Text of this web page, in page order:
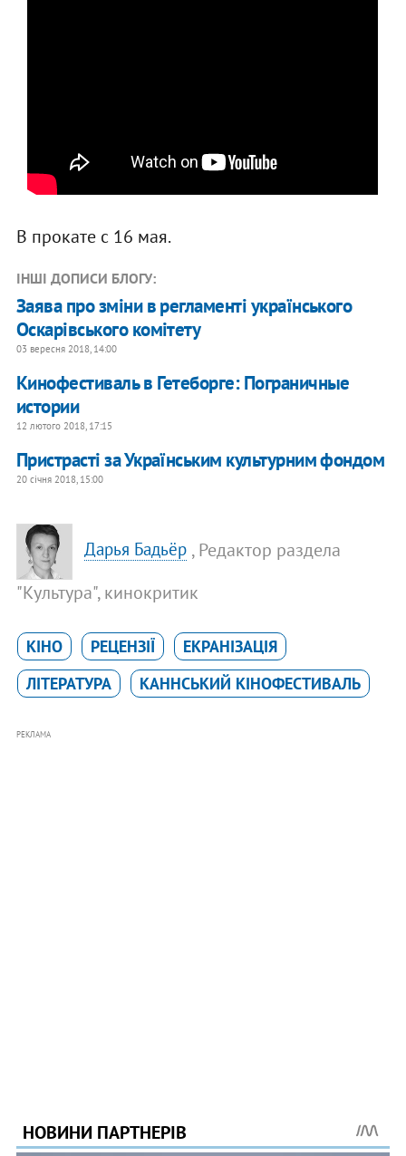
В прокате с 16 мая.
ІНШІ ДОПИСИ БЛОГУ:
Заява про зміни в регламенті українського
Оскарівського комітету
03 вересня 2018, 14:00
​Кинофестиваль в Гетеборге: Пограничные
истории
12 лютого 2018, 17:15
Пристрасті за Українським культурним фондом
20 січня 2018, 15:00
Дарья Бадьёр , Редактор раздела
"Культура", кинокритик
КІНО РЕЦЕНЗІЇ
ЕКРАНІЗАЦІЯ
ЛІТЕРАТУРА
КАННСЬКИЙ КІНОФЕСТИВАЛЬ
РЕКЛАМА